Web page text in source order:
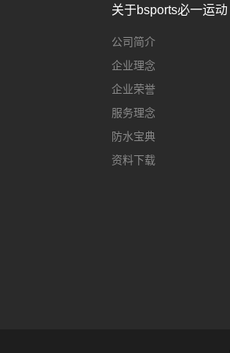
关于bsports必一运动
公司简介
企业理念
企业荣誉
服务理念
防水宝典
资料下载